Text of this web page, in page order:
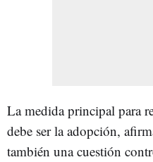
La medida principal para
debe ser la adopción,
también una cuestión